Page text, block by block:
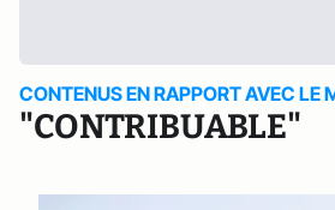
CONTENUS EN RAPPORT AVEC LE
"CONTRIBUABLE"